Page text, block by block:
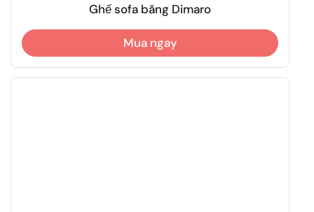
Ghế sofa băng Dimaro
Mua ngay